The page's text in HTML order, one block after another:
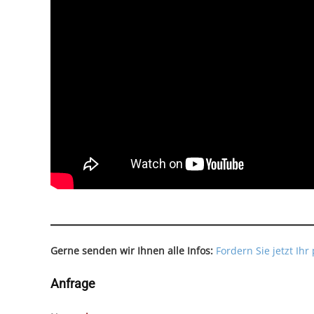
Gerne senden wir Ihnen alle Infos: Fordern Sie jetzt Ihr
Anfrage